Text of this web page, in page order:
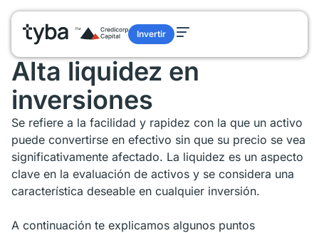
Invertir
Glosario/Alta liquidez en inversiones
Glosario términos de finanzas
Alta liquidez en
inversiones
Se refiere a la facilidad y rapidez con la que un activo
puede convertirse en efectivo sin que su precio se vea
significativamente afectado. La liquidez es un aspecto
clave en la evaluación de activos y se considera una
característica deseable en cualquier inversión.
A continuación te explicamos algunos puntos